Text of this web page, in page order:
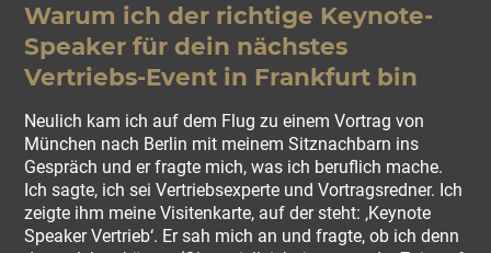
Warum ich der richtige Keynote-
Speaker für dein nächstes
Vertriebs-Event in Frankfurt bin
Neulich kam ich auf dem Flug zu einem Vortrag von
München nach Berlin mit meinem Sitznachbarn ins
Gespräch und er fragte mich, was ich beruflich mache.
Ich sagte, ich sei Vertriebsexperte und Vortragsredner. Ich
zeigte ihm meine Visitenkarte, auf der steht: ‚Keynote
Speaker Vertrieb‘. Er sah mich an und fragte, ob ich denn